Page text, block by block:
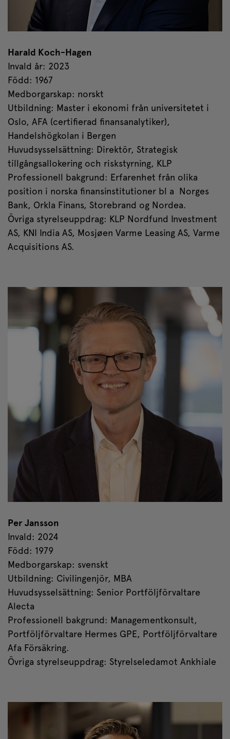
Harald Koch-Hagen
Invald år: 2023
Född: 1967
Medborgarskap: norskt
Utbildning: Master i ekonomi från universitetet i
Oslo, AFA (certifierad finansanalytiker),
Handelshögkolan i Bergen
Huvudsysselsättning: Direktör, Strategisk
tillgångsallokering och riskstyrning, KLP
Professionell bakgrund: Erfarenhet från olika
position i norska finansinstitutioner bl a Norges
Bank, Orkla Finans, Storebrand og Nordea.
Övriga styrelseuppdrag: KLP Nordfund Investment
AS, KNI India AS, Mosjøen Varme Leasing AS, Varme
Acquisitions AS.
Per Jansson
Invald: 2024
Född: 1979
Medborgarskap: svenskt
Utbildning: Civilingenjör, MBA
Huvudsysselsättning: Senior Portföljförvaltare
Alecta
Professionell bakgrund: Managementkonsult,
Portföljförvaltare Hermes GPE, Portföljförvaltare
Afa Försäkring.
Övriga styrelseuppdrag: Styrelseledamot Ankhiale